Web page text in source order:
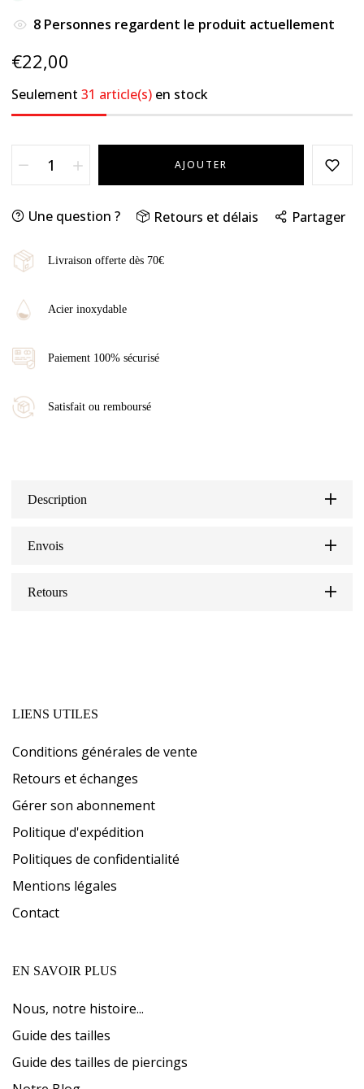
8 Personnes regardent le produit actuellement
€22,00
Seulement 31 article(s) en stock
AJOUTER
Une question ? Retours et délais Partager
Livraison offerte dès 70€
Acier inoxydable
Paiement 100% sécurisé
Satisfait ou remboursé
Description
Envois
Retours
LIENS UTILES
Conditions générales de vente
Retours et échanges
Gérer son abonnement
Politique d'expédition
Politiques de confidentialité
Mentions légales
Contact
EN SAVOIR PLUS
Nous, notre histoire...
Guide des tailles
Guide des tailles de piercings